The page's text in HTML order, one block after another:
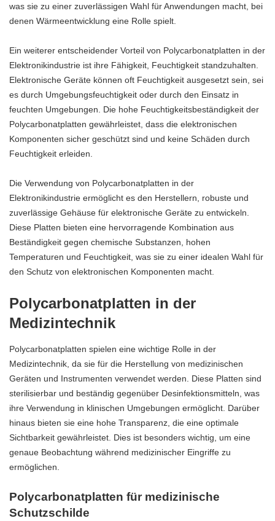
was sie zu einer zuverlässigen Wahl für Anwendungen macht, bei
denen Wärmeentwicklung eine Rolle spielt.
Ein weiterer entscheidender Vorteil von Polycarbonatplatten in der
Elektronikindustrie ist ihre Fähigkeit, Feuchtigkeit standzuhalten.
Elektronische Geräte können oft Feuchtigkeit ausgesetzt sein, sei
es durch Umgebungsfeuchtigkeit oder durch den Einsatz in
feuchten Umgebungen. Die hohe Feuchtigkeitsbeständigkeit der
Polycarbonatplatten gewährleistet, dass die elektronischen
Komponenten sicher geschützt sind und keine Schäden durch
Feuchtigkeit erleiden.
Die Verwendung von Polycarbonatplatten in der
Elektronikindustrie ermöglicht es den Herstellern, robuste und
zuverlässige Gehäuse für elektronische Geräte zu entwickeln.
Diese Platten bieten eine hervorragende Kombination aus
Beständigkeit gegen chemische Substanzen, hohen
Temperaturen und Feuchtigkeit, was sie zu einer idealen Wahl für
den Schutz von elektronischen Komponenten macht.
Polycarbonatplatten in der
Medizintechnik
Polycarbonatplatten spielen eine wichtige Rolle in der
Medizintechnik, da sie für die Herstellung von medizinischen
Geräten und Instrumenten verwendet werden. Diese Platten sind
sterilisierbar und beständig gegenüber Desinfektionsmitteln, was
ihre Verwendung in klinischen Umgebungen ermöglicht. Darüber
hinaus bieten sie eine hohe Transparenz, die eine optimale
Sichtbarkeit gewährleistet. Dies ist besonders wichtig, um eine
genaue Beobachtung während medizinischer Eingriffe zu
ermöglichen.
Polycarbonatplatten für medizinische
Schutzschilde